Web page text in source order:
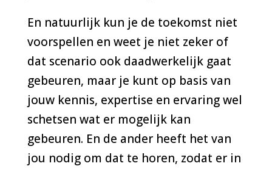
En natuurlijk kun je de toekomst niet
voorspellen en weet je niet zeker of
dat scenario ook daadwerkelijk gaat
gebeuren, maar je kunt op basis van
jouw kennis, expertise en ervaring wel
schetsen wat er mogelijk kan
gebeuren. En de ander heeft het van
jou nodig om dat te horen, zodat er in